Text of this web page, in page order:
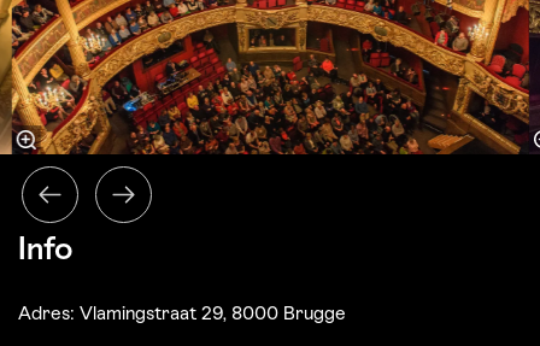
Info
Adres: Vlamingstraat 29, 8000 Brugge